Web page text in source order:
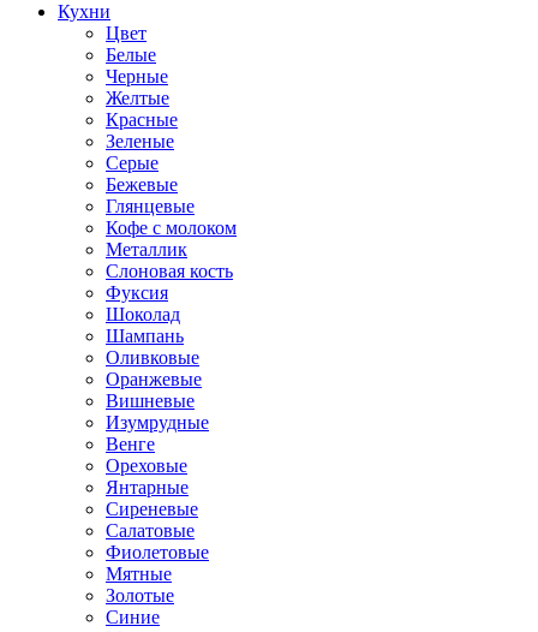
Кухни
Цвет
Белые
Черные
Желтые
Красные
Зеленые
Серые
Бежевые
Глянцевые
Кофе с молоком
Металлик
Слоновая кость
Фуксия
Шоколад
Шампань
Оливковые
Оранжевые
Вишневые
Изумрудные
Венге
Ореховые
Янтарные
Сиреневые
Салатовые
Фиолетовые
Мятные
Золотые
Синие